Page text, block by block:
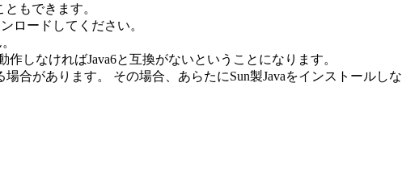
もできます。
ロードしてください。
しなければJava6と互換がないということになります。
合があります。 その場合、あらたにSun製Javaをインストールし